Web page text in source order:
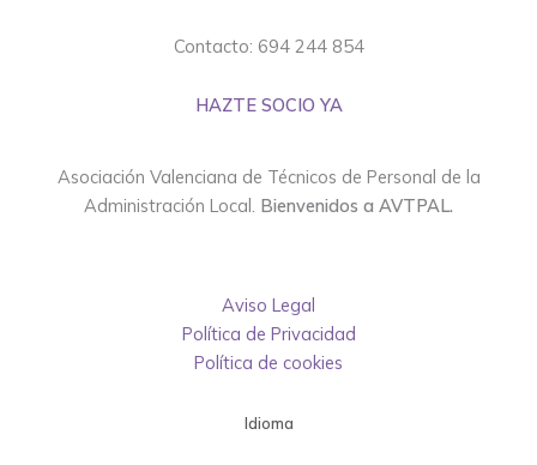
Contacto: 694 244 854
HAZTE SOCIO YA
Asociación Valenciana de Técnicos de Personal de la
Administración Local. Bienvenidos a AVTPAL.
Aviso Legal
Política de Privacidad
Política de cookies
Idioma